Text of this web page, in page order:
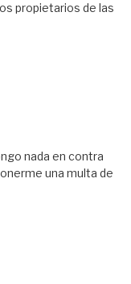
propietarios de las
nada en contra
una multa de